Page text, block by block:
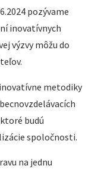
pozývame
inovatívnych
výzvy môžu do
metodiky
budú
spoločnosti.
na jednu